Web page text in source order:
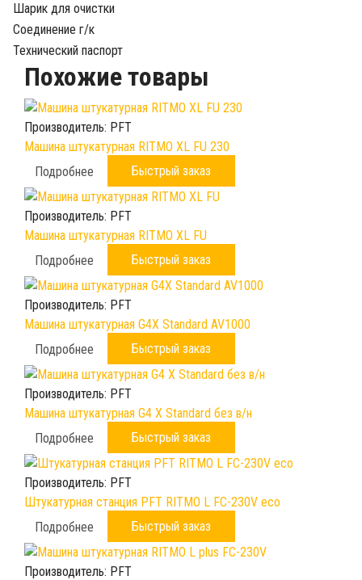
Шарик для очистки
Соединение г/к
Технический паспорт
Похожие товары
Производитель: PFT
Машина штукатурная RITMO XL FU 230
Подробнее
Быстрый заказ
Производитель: PFT
Машина штукатурная RITMO XL FU
Подробнее
Быстрый заказ
Производитель: PFT
Машина штукатурная G4X Standard AV1000
Подробнее
Быстрый заказ
Производитель: PFT
Машина штукатурная G4 X Standard без в/н
Подробнее
Быстрый заказ
Производитель: PFT
Штукатурная станция PFT RITMO L FC-230V eco
Подробнее
Быстрый заказ
Производитель: PFT